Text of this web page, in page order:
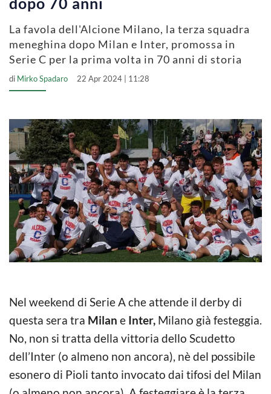
La favola dell'Alcione Milano, la terza squadra
meneghina dopo Milan e Inter, promossa in
Serie C per la prima volta in 70 anni di storia
di Mirko Spadaro 22 Apr 2024 | 11:28
Nel weekend di Serie A che attende il derby di
questa sera tra Milan e Inter, Milano già festeggia.
No, non si tratta della vittoria dello Scudetto
dell’Inter (o almeno non ancora), nè del possibile
esonero di Pioli tanto invocato dai tifosi del Milan